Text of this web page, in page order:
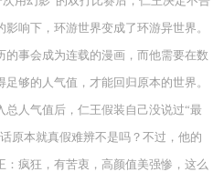
响下，环游世界变成了环游异世界。
事会成为连载的漫画，而他需要在数
够的人气值，才能回归原本的世界。
人气值后，仁王假装自己没说过“最
原本就真假难辨不是吗？不过，他的
疯狂，有苦衷，高颜值美强惨，这么